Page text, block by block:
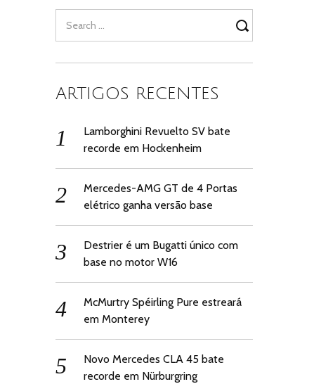
for:
ARTIGOS RECENTES
Lamborghini Revuelto SV bate
recorde em Hockenheim
Mercedes-AMG GT de 4 Portas
elétrico ganha versão base
Destrier é um Bugatti único com
base no motor W16
McMurtry Spéirling Pure estreará
em Monterey
Novo Mercedes CLA 45 bate
recorde em Nürburgring